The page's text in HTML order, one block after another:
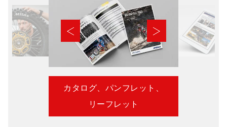
カタログ、パンフレット、
リーフレット